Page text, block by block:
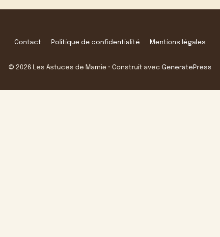
Contact Politique de confidentialité Mentions légales
© 2026 Les Astuces de Mamie • Construit avec GeneratePress